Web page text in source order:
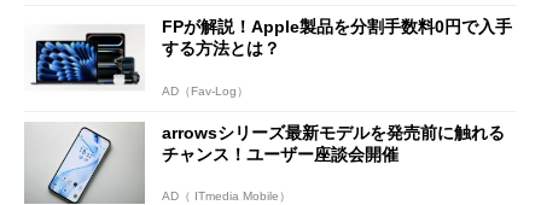
FPが解説！Apple製品を分割手数料0円で入手
する方法とは？
AD（Fav-Log）
arrowsシリーズ最新モデルを発売前に触れる
チャンス！ユーザー座談会開催
AD（ ITmedia Mobile）